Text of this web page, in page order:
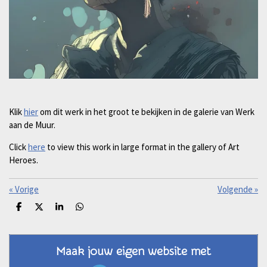
Klikhierom dit werk in het groot te bekijken in de galerie van Werk
aan de Muur.
Clickhere to view this work in large format in the gallery of Art
Heroes.
« Vorige Volgende »
D
e
D
l
S
r
e
D
e
n
Maak jouw eigen website met